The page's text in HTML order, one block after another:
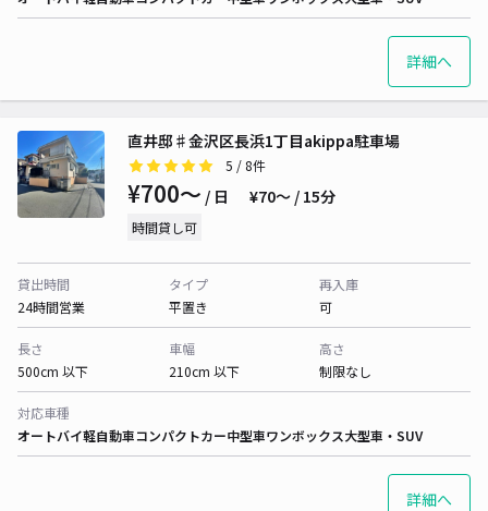
詳細へ
直井邸♯金沢区長浜1丁目akippa駐車場
5 / 8件
¥700〜 / 日 ¥70〜 / 15分
時間貸し可
貸出時間
24時間営業
タイプ
平置き
再入庫
可
長さ
500cm 以下
車幅
210cm 以下
高さ
制限なし
対応車種
オートバイ軽自動車コンパクトカー中型車ワンボックス大型車・SUV
詳細へ